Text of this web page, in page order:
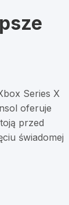
Series X
oferuje
przed
świadomej